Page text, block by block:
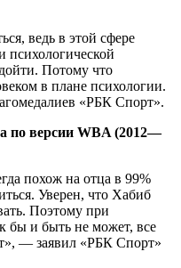
ведь в этой сфере
психологической
Потому что
в плане психологии.
«РБК Спорт».
по версии WBA (2012—
похож на отца в 99%
Уверен, что Хабиб
Поэтому при
бы и быть не может, все
— заявил «РБК Спорт»